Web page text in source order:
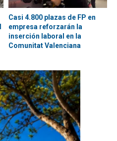
Casi 4.800 plazas de FP en
empresa reforzarán la
inserción laboral en la
Comunitat Valenciana